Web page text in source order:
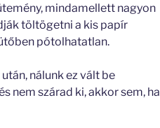
mindamellett nagyon
töltögetni a kis papír
pótolhatatlan.
nálunk ez vált be
nem szárad ki, akkor sem, ha